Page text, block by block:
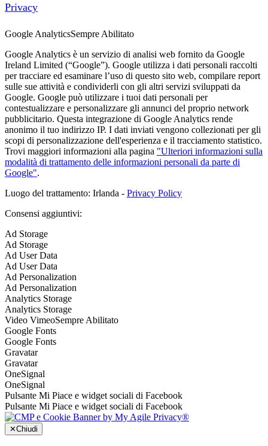
Privacy
Google AnalyticsSempre Abilitato
Google Analytics è un servizio di analisi web fornito da Google
Ireland Limited (“Google”). Google utilizza i dati personali raccolti
per tracciare ed esaminare l’uso di questo sito web, compilare report
sulle sue attività e condividerli con gli altri servizi sviluppati da
Google. Google può utilizzare i tuoi dati personali per
contestualizzare e personalizzare gli annunci del proprio network
pubblicitario. Questa integrazione di Google Analytics rende
anonimo il tuo indirizzo IP. I dati inviati vengono collezionati per gli
scopi di personalizzazione dell'esperienza e il tracciamento statistico.
Trovi maggiori informazioni alla pagina "Ulteriori informazioni sulla
modalità di trattamento delle informazioni personali da parte di
Google".
Luogo del trattamento: Irlanda - Privacy Policy
Consensi aggiuntivi:
Ad Storage
Ad Storage
Ad User Data
Ad User Data
Ad Personalization
Ad Personalization
Analytics Storage
Analytics Storage
Video VimeoSempre Abilitato
Google Fonts
Google Fonts
Gravatar
Gravatar
OneSignal
OneSignal
Pulsante Mi Piace e widget sociali di Facebook
Pulsante Mi Piace e widget sociali di Facebook
✕Chiudi